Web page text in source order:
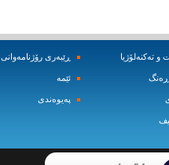
و ته‌کنه‌لۆژیا ڕێبه‌ری رۆژنامه‌وانی
ئێمه‌
په‌یوه‌ندی